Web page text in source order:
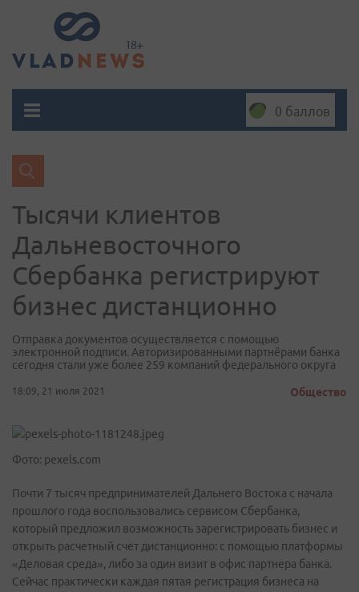
0 баллов
Тысячи клиентов
Дальневосточного
Сбербанка регистрируют
бизнес дистанционно
Отправка документов осуществляется с помощью
электронной подписи. Авторизированными партнёрами банка
сегодня стали уже более 259 компаний федерального округа
18:09, 21 июля 2021 Общество
Фото: pexels.com
Почти 7 тысяч предпринимателей Дальнего Востока с начала
прошлого года воспользовались сервисом Сбербанка,
который предложил возможность зарегистрировать бизнес и
открыть расчетный счет дистанционно: с помощью платформы
«Деловая среда», либо за один визит в офис партнера банка.
Сейчас практически каждая пятая регистрация бизнеса на